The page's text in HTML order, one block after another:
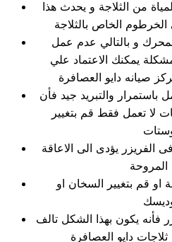
من الثلاجة و يحدث هذا
و بالتالي عدم عمل
يمكنك الاعتماد علي
باستمرار والتبريد جيد فأن
لا تعمل فقط قم بتغيير
الفريزر يؤدى الى الاعاقة
او قم بتغيير السخان او
فأنه يكون بهذا الشكل تالف
دايو العصافرة